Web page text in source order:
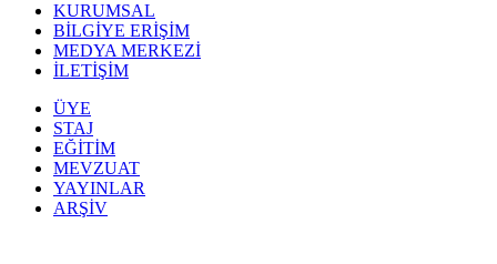
KURUMSAL
BİLGİYE ERİŞİM
MEDYA MERKEZİ
İLETİŞİM
ÜYE
STAJ
EĞİTİM
MEVZUAT
YAYINLAR
ARŞİV